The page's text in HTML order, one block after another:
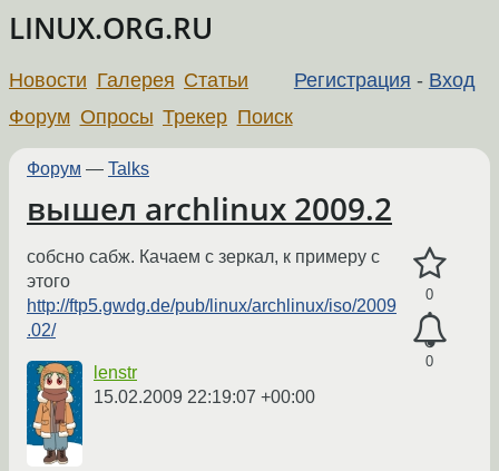
LINUX.ORG.RU
Регистрация - Вход
Новости Галерея Статьи
Форум Опросы Трекер Поиск
Форум — Talks
вышел archlinux 2009.2
0
0
собсно сабж. Качаем с зеркал, к примеру с
этого
http://ftp5.gwdg.de/pub/linux/archlinux/iso/2009
.02/
lenstr
15.02.2009 22:19:07 +00:00